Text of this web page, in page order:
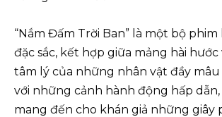
“Nắm Đấm Trời Ban” là một bộ
đặc sắc, kết hợp giữa mảng hài
tâm lý của những nhân vật đầy
với những cảnh hành động hấp
mang đến cho khán giả những giây